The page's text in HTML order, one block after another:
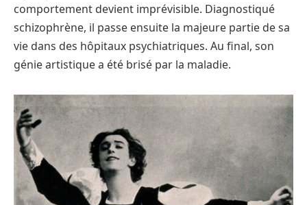
comportement devient imprévisible. Diagnostiqué
schizophrène, il passe ensuite la majeure partie de sa
vie dans des hôpitaux psychiatriques. Au final, son
génie artistique a été brisé par la maladie.